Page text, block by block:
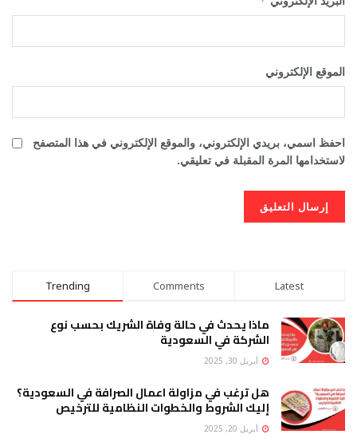
الموقع الإلكتروني
احفظ اسمي، بريدي الإلكتروني، والموقع الإلكتروني في هذا المتصفح
لاستخدامها المرة المقبلة في تعليقي.
Trending Comments Latest
ماذا يحدث في حالة وفاة الشريك بحسب نوع
الشركة في السعودية
أبريل 30, 2025
هل ترغب في مزاولة اعمال الصرافة في السعودية؟
إليك الشروط والخطوات النظامية للترخيص
أبريل 20, 2025